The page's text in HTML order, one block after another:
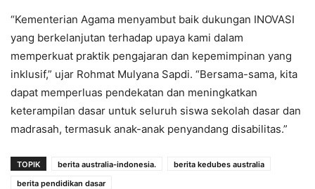
“Kementerian Agama menyambut baik dukungan INOVASI
yang berkelanjutan terhadap upaya kami dalam
memperkuat praktik pengajaran dan kepemimpinan yang
inklusif,” ujar Rohmat Mulyana Sapdi. “Bersama-sama, kita
dapat memperluas pendekatan dan meningkatkan
keterampilan dasar untuk seluruh siswa sekolah dasar dan
madrasah, termasuk anak-anak penyandang disabilitas.”
TOPIK berita australia-indonesia.
berita kedubes australia
berita pendidikan dasar